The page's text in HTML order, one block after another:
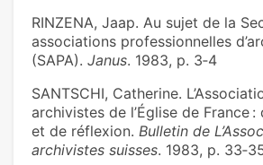
RINZENA, Jaap. Au sujet de la
associations professionnelles
(SAPA). Janus. 1983, p. 3‑4
SANTSCHI, Catherine.
archivistes de l’Église de France :
et de réflexion. Bulletin de
archivistes suisses. 1983, p.